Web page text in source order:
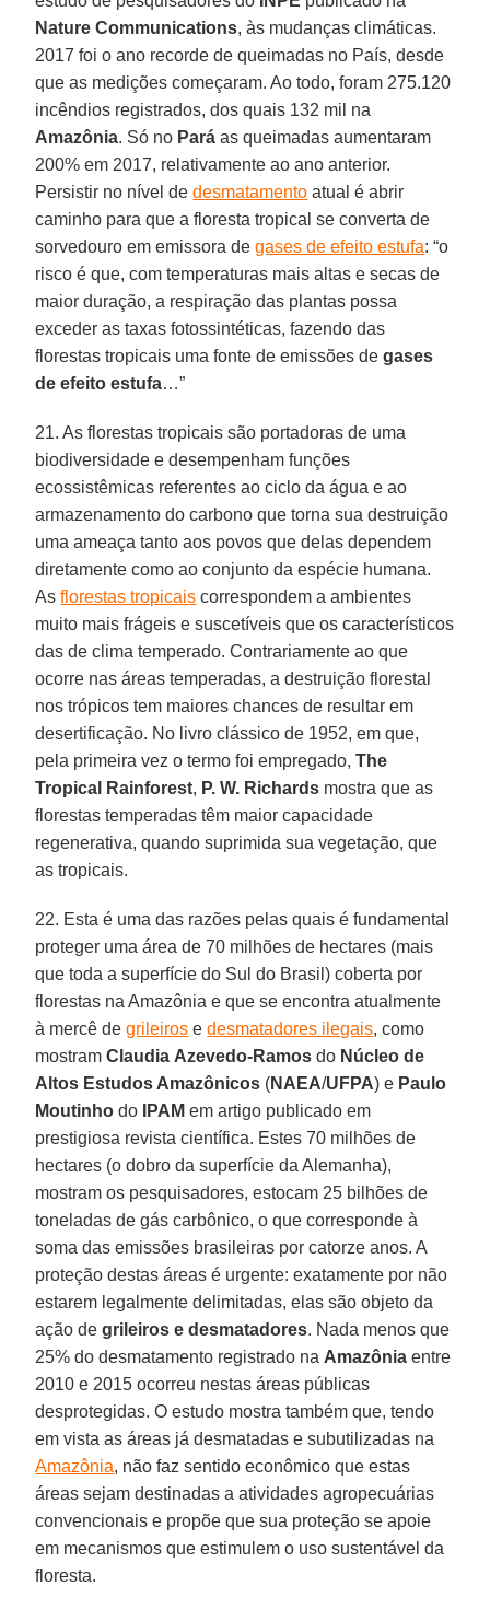
Nature Communications, às mudanças climáticas.
2017 foi o ano recorde de queimadas no País, desde
que as medições começaram. Ao todo, foram 275.120
incêndios registrados, dos quais 132 mil na
Amazônia. Só no Pará as queimadas aumentaram
200% em 2017, relativamente ao ano anterior.
Persistir no nível dedesmatamento atual é abrir
caminho para que a floresta tropical se converta de
sorvedouro em emissora degases de efeito estufa: “o
risco é que, com temperaturas mais altas e secas de
maior duração, a respiração das plantas possa
exceder as taxas fotossintéticas, fazendo das
florestas tropicais uma fonte de emissões degases
de efeito estufa…”
21. As florestas tropicais são portadoras de uma
biodiversidade e desempenham funções
ecossistêmicas referentes ao ciclo da água e ao
armazenamento do carbono que torna sua destruição
uma ameaça tanto aos povos que delas dependem
diretamente como ao conjunto da espécie humana.
Asflorestas tropicais correspondem a ambientes
muito mais frágeis e suscetíveis que os característicos
das de clima temperado. Contrariamente ao que
ocorre nas áreas temperadas, a destruição florestal
nos trópicos tem maiores chances de resultar em
desertificação. No livro clássico de 1952, em que,
pela primeira vez o termo foi empregado,The
Tropical Rainforest, P. W. Richards mostra que as
florestas temperadas têm maior capacidade
regenerativa, quando suprimida sua vegetação, que
as tropicais.
22. Esta é uma das razões pelas quais é fundamental
proteger uma área de 70 milhões de hectares (mais
que toda a superfície do Sul do Brasil) coberta por
florestas na Amazônia e que se encontra atualmente
à mercê degrileiros edesmatadores ilegais, como
mostramClaudia Azevedo-Ramos do Núcleo de
Altos Estudos Amazônicos (NAEA/UFPA) e Paulo
Moutinho do IPAM em artigo publicado em
prestigiosa revista científica. Estes 70 milhões de
hectares (o dobro da superfície da Alemanha),
mostram os pesquisadores, estocam 25 bilhões de
toneladas de gás carbônico, o que corresponde à
soma das emissões brasileiras por catorze anos. A
proteção destas áreas é urgente: exatamente por não
estarem legalmente delimitadas, elas são objeto da
ação degrileiros e desmatadores. Nada menos que
25% do desmatamento registrado na Amazônia entre
2010 e 2015 ocorreu nestas áreas públicas
desprotegidas. O estudo mostra também que, tendo
em vista as áreas já desmatadas e subutilizadas na
Amazônia, não faz sentido econômico que estas
áreas sejam destinadas a atividades agropecuárias
convencionais e propõe que sua proteção se apoie
em mecanismos que estimulem o uso sustentável da
floresta.